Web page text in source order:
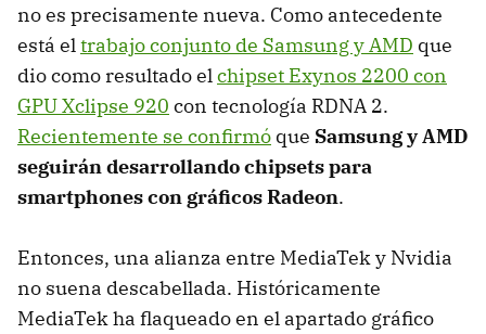
no es precisamente nueva. Como antecedente
está eltrabajo conjunto de Samsung y AMD que
dio como resultado elchipset Exynos 2200 con
GPU Xclipse 920 con tecnología RDNA 2.
Recientemente se confirmó que Samsung y AMD
seguirán desarrollando chipsets para
smartphones con gráficos Radeon.
Entonces, una alianza entre MediaTek y Nvidia
no suena descabellada. Históricamente
MediaTek ha flaqueado en el apartado gráfico